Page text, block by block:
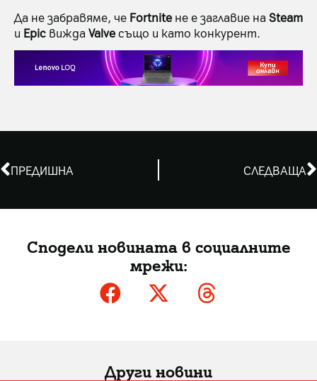
Да не забравяме, че Fortnite не е заглавие на Steam
и Epic вижда Valveсъщо и като конкурент.
ПРЕДИШНА СЛЕДВАЩА
Сподели новината в социалните
мрежи:
Други новини